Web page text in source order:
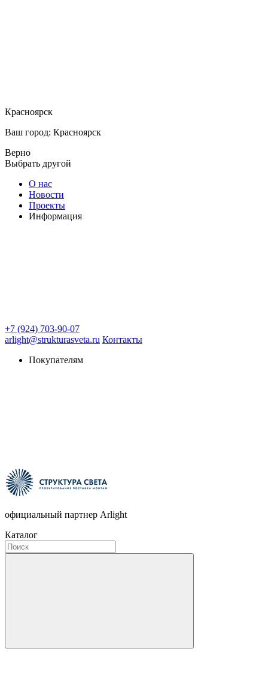
Красноярск
Ваш город: Красноярск
Верно
Выбрать другой
О нас
Новости
Проекты
Информация
+7 (924) 703-90-07
arlight@strukturasveta.ru Контакты
Покупателям
официальный партнер Arlight
Каталог